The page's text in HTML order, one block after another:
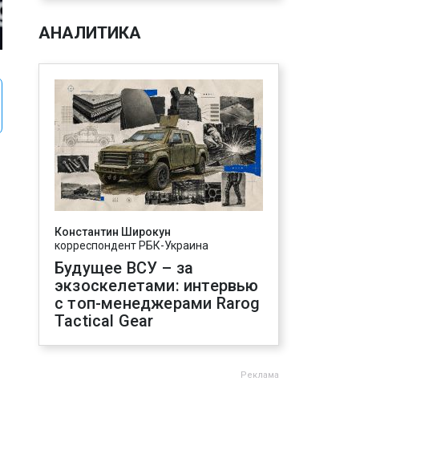
АНАЛИТИКА
Константин Широкун
корреспондент РБК-Украина
Будущее ВСУ – за
экзоскелетами: интервью
с топ-менеджерами Rarog
Tactical Gear